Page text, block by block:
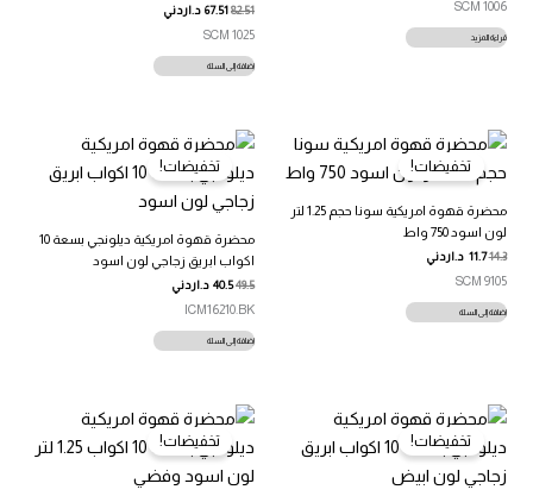
SCM 1006
قراءة المزيد
82.51
67.51 د.اردني
SCM 1025
إضافة إلى السلة
تخفيضات!
محضرة قهوة امريكية سونا حجم 1.25 لتر
لون اسود 750 واط
14.3
11.7 د.اردني
SCM 9105
إضافة إلى السلة
تخفيضات!
محضرة قهوة امريكية ديلونجي بسعة 10
اكواب ابريق زجاجي لون اسود
49.5
40.5 د.اردني
ICM16210.BK
إضافة إلى السلة
تخفيضات! تخفيضات!